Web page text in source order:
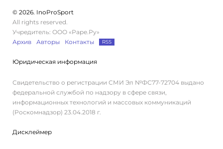
© 2026. InoProSport
All rights reserved.
Учредитель: ООО «Раре.Ру»
Архив
Авторы Контакты RSS
Юридическая информация
Свидетельство о регистрации СМИ Эл №ФС77-72704 выдано
федеральной службой по надзору в сфере связи,
информационных технологий и массовых коммуникаций
(Роскомнадзор) 23.04.2018 г.
Дисклеймер